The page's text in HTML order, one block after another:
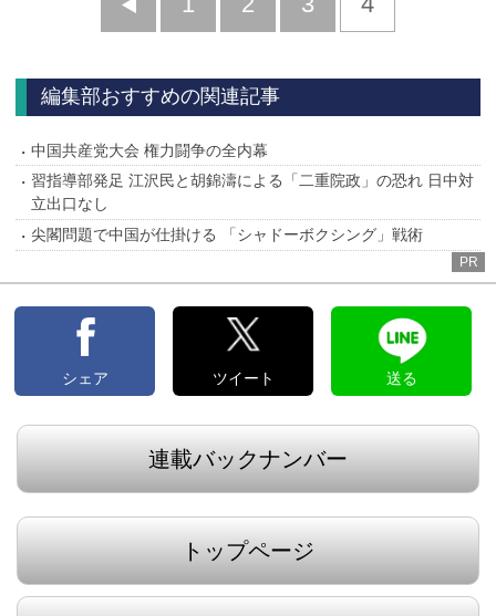
編集部おすすめの関連記事
中国共産党大会 権力闘争の全内幕
習指導部発足 江沢民と胡錦濤による「二重院政」の恐れ 日中対
立出口なし
尖閣問題で中国が仕掛ける 「シャドーボクシング」戦術
PR
シェア ツイート 送る
連載バックナンバー
トップページ